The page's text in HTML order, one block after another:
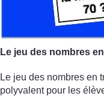
Le jeu des nombres
Le jeu des nombres en
polyvalent pour les